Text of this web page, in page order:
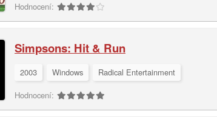
Hodnocení:
Simpsons: Hit & Run
2003 Windows
Radical Entertainment
Hodnocení: